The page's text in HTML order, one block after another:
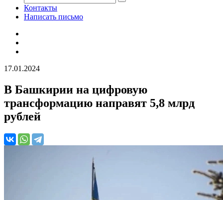
Контакты
Написать письмо
17.01.2024
В Башкирии на цифровую
трансформацию направят 5,8 млрд
рублей